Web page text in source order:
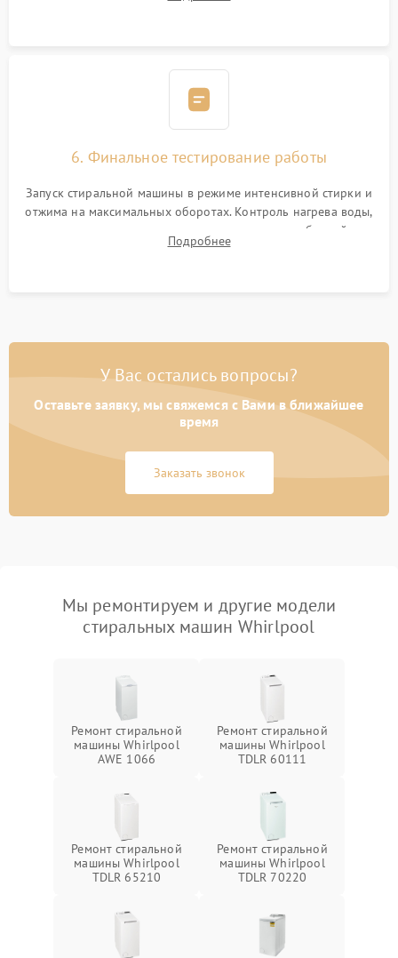
6. Финальное тестирование работы
Запуск стиральной машины в режиме интенсивной стирки и
отжима на максимальных оборотах. Контроль нагрева воды,
корректности слива, отсутствия излишних вибраций,
посторонних стуков и протечек под корпусом.
Подробнее
У Вас остались вопросы?
Оставьте заявку, мы свяжемся с Вами в ближайшее
время
Заказать звонок
Мы ремонтируем и другие модели
стиральных машин Whirlpool
Ремонт стиральной
машины Whirlpool
AWE 1066
Ремонт стиральной
машины Whirlpool
TDLR 60111
Ремонт стиральной
машины Whirlpool
TDLR 65210
Ремонт стиральной
машины Whirlpool
TDLR 70220